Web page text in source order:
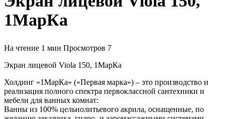
1МарКа
На чтение 1 мин Просмотров 7
Экран лицевой Viola 150, 1МарКа
Холдинг «1МарКа» («Первая марка») – это производство и
реализация полного спектра первоклассной сантехники и
мебели для ванных комнат:
Ванны из 100% цельнолитьевого акрила, оснащенные, по